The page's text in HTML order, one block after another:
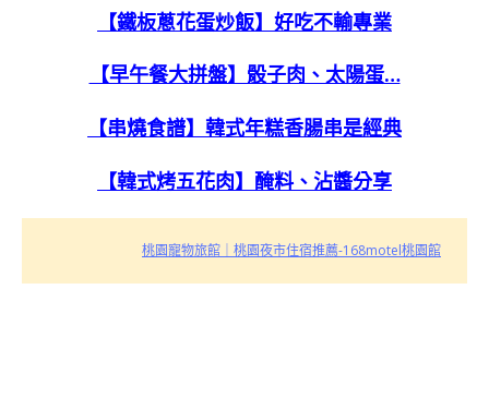
【鐵板蔥花蛋炒飯】好吃不輸專業
【早午餐大拼盤】骰子肉、太陽蛋…
【串燒食譜】韓式年糕香腸串是經典
【韓式烤五花肉】醃料、沾醬分享
桃園寵物旅館｜桃園夜市住宿推薦-168motel桃園館